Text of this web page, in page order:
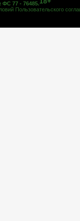
77 - 76485.
Пользовательского